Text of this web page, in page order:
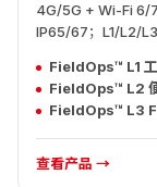
4G/5G + Wi-Fi 6/
IP65/67；L1/L2/L3
FieldOps™ L1
FieldOps™ L2
FieldOps™ L3
查看产品 →